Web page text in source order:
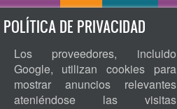
POLÍTICA DE PRIVACIDAD
Los proveedores, incluido
Google, utilizan cookies para
mostrar anuncios relevantes
ateniéndose las visitas